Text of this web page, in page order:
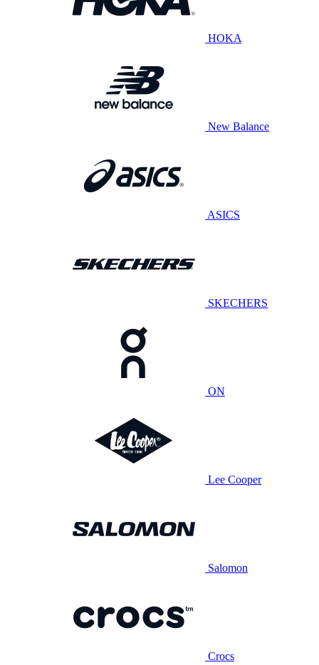
HOKA
New Balance
ASICS
SKECHERS
ON
Lee Cooper
Salomon
Crocs